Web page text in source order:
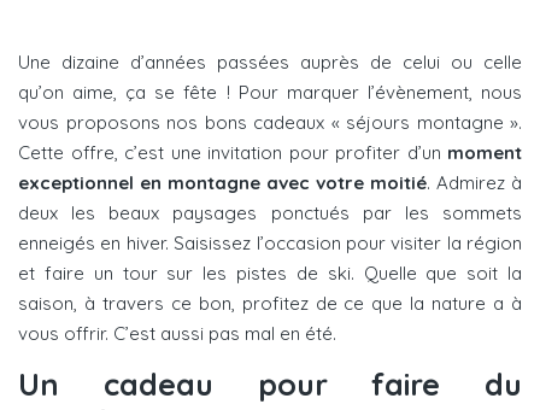
Une dizaine d’années passées auprès de celui ou celle
qu’on aime, ça se fête ! Pour marquer l’évènement, nous
vous proposons nos bons cadeaux « séjours montagne ».
Cette offre, c’est une invitation pour profiter d’un moment
exceptionnel en montagne avec votre moitié. Admirez à
deux les beaux paysages ponctués par les sommets
enneigés en hiver. Saisissez l’occasion pour visiter la région
et faire un tour sur les pistes de ski. Quelle que soit la
saison, à travers ce bon, profitez de ce que la nature a à
vous offrir. C’est aussi pas mal en été.
Un cadeau pour faire du